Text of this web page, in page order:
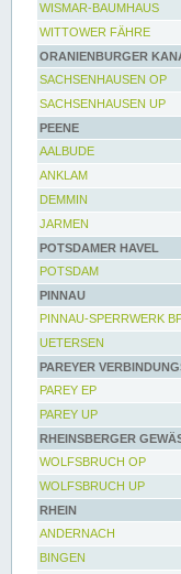
WISMAR-BAUMHAUS
WITTOWER FÄHRE
ORANIENBURGER
SACHSENHAUSEN OP
SACHSENHAUSEN UP
PEENE
AALBUDE
ANKLAM
DEMMIN
JARMEN
POTSDAMER HAVEL
POTSDAM
PINNAU
PINNAU-SPERRWERK
UETERSEN
PAREYER
PAREY EP
PAREY UP
RHEINSBERGER
WOLFSBRUCH OP
WOLFSBRUCH UP
RHEIN
ANDERNACH
BINGEN